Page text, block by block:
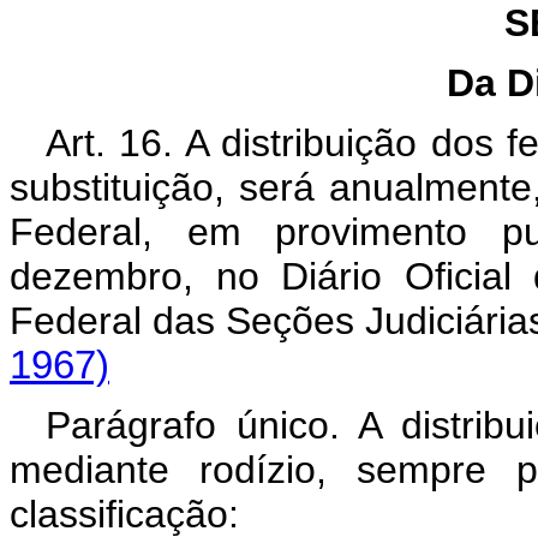
Da
Art. 16. A distribuição dos
substituição, será
Federal, em provimento
dezembro, no Diário
Federal das Seções
1967)
Parágrafo único. A
mediante rodízio, sempre
classificação: